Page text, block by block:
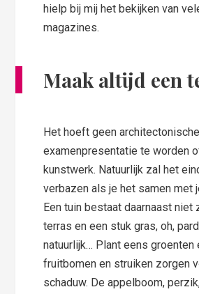
hielp bij mij het bekijken van
magazines.
Maak altijd een
Het hoeft geen architectonische
examenpresentatie te worden
kunstwerk. Natuurlijk zal het
verbazen als je het samen met
Een tuin bestaat daarnaast niet
terras en een stuk gras, oh,
natuurlijk… Plant eens groenten
fruitbomen en struiken zorgen
schaduw. De appelboom,